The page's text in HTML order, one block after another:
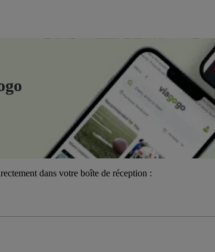
dans votre boîte de réception :